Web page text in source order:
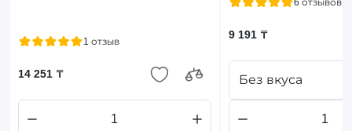
1 отзыв
14 251 ₸
9 191 ₸
Без вкуса